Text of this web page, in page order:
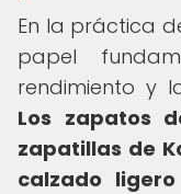
En la práctica
papel
rendimiento y
Los zapatos
zapatillas de
calzado